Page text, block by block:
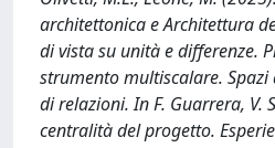
architettonica e Architettura
di vista su unità e differenze.
strumento multiscalare.
di relazioni. In F. Guarrera, V.
centralità del progetto.